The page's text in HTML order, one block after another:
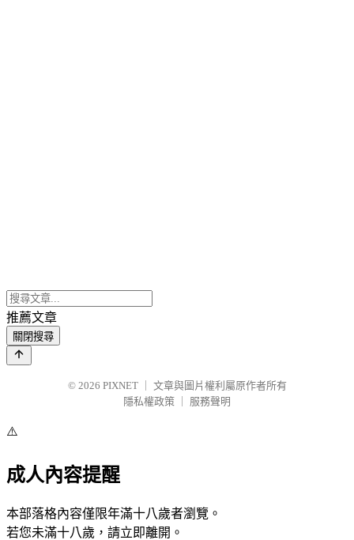
推薦文章
關閉搜尋
© 2026 PIXNET
文章與圖片權利屬原作者所有
隱私權政策
服務聲明
⚠️
成人內容提醒
本部落格內容僅限年滿十八歲者瀏覽。
若您未滿十八歲，請立即離開。